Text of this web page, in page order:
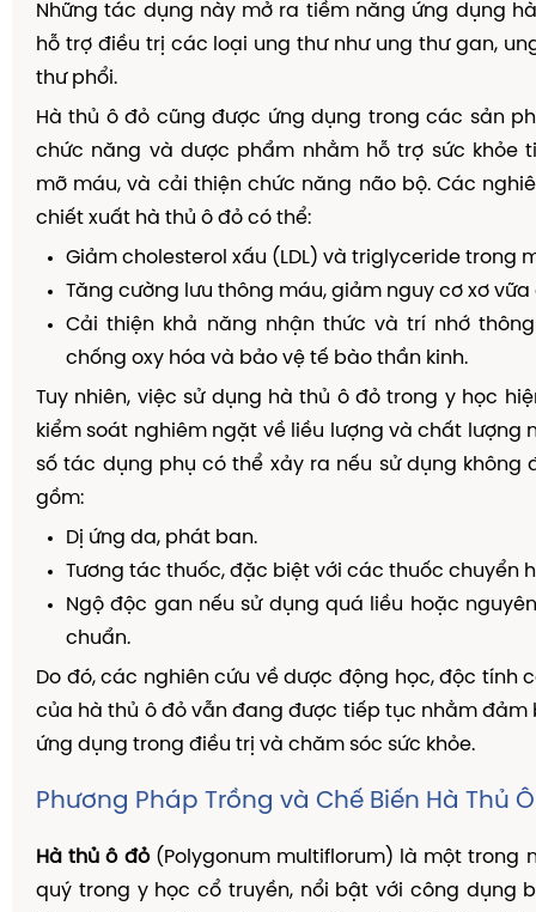
Những tác dụng này mở ra tiềm năng ứng dụng
hỗ trợ điều trị các loại ung thư như ung thư gan,
thư phổi.
Hà thủ ô đỏ cũng được ứng dụng trong các sản
chức năng và dược phẩm nhằm hỗ trợ sức khỏe
mỡ máu, và cải thiện chức năng não bộ. Các
chiết xuất hà thủ ô đỏ có thể:
Giảm cholesterol xấu (LDL) và triglyceride trong
Tăng cường lưu thông máu, giảm nguy cơ xơ
Cải thiện khả năng nhận thức và trí nhớ
chống oxy hóa và bảo vệ tế bào thần kinh.
Tuy nhiên, việc sử dụng hà thủ ô đỏ trong y học
kiểm soát nghiêm ngặt về liều lượng và chất lượng
số tác dụng phụ có thể xảy ra nếu sử dụng không
gồm:
Dị ứng da, phát ban.
Tương tác thuốc, đặc biệt với các thuốc chuyển
Ngộ độc gan nếu sử dụng quá liều hoặc
chuẩn.
Do đó, các nghiên cứu về dược động học, độc tính
của hà thủ ô đỏ vẫn đang được tiếp tục nhằm đảm
ứng dụng trong điều trị và chăm sóc sức khỏe.
Phương Pháp Trồng và Chế Biến Hà Thủ
Hà thủ ô đỏ(Polygonum multiflorum) là một trong
quý trong y học cổ truyền, nổi bật với công dụng